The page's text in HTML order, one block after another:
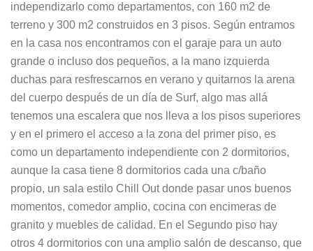
independizarlo como departamentos, con 160 m2 de
terreno y 300 m2 construidos en 3 pisos. Según entramos
en la casa nos encontramos con el garaje para un auto
grande o incluso dos pequeños, a la mano izquierda
duchas para resfrescarnos en verano y quitarnos la arena
del cuerpo después de un día de Surf, algo mas allá
tenemos una escalera que nos lleva a los pisos superiores
y en el primero el acceso a la zona del primer piso, es
como un departamento independiente con 2 dormitorios,
aunque la casa tiene 8 dormitorios cada una c/baño
propio, un sala estilo Chill Out donde pasar unos buenos
momentos, comedor amplio, cocina con encimeras de
granito y muebles de calidad. En el Segundo piso hay
otros 4 dormitorios con una amplio salón de descanso, que